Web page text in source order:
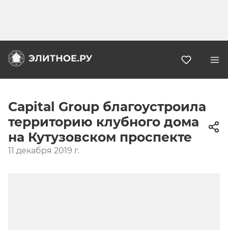
Capital Group благоустроила
территорию клубного дома
на Кутузовском проспекте
11 декабря 2019 г.